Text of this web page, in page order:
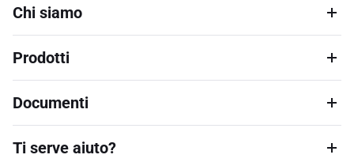
Chi siamo
Prodotti
Documenti
Ti serve aiuto?